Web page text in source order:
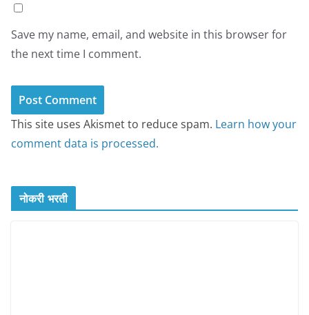
Save my name, email, and website in this browser for
the next time I comment.
This site uses Akismet to reduce spam. Learn how your
comment data is processed.
नोकरी भरती